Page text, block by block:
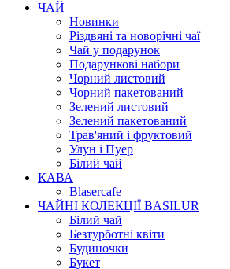
ЧАЙ
Новинки
Різдвяні та новорічні чаї
Чай у подарунок
Подарункові набори
Чорний листовий
Чорний пакетований
Зелений листовий
Зелений пакетований
Трав'яний і фруктовий
Улун і Пуер
Білий чай
КАВА
Blasercafe
ЧАЙНІ КОЛЕКЦІЇ BASILUR
Білий чай
Безтурботні квіти
Будиночки
Букет